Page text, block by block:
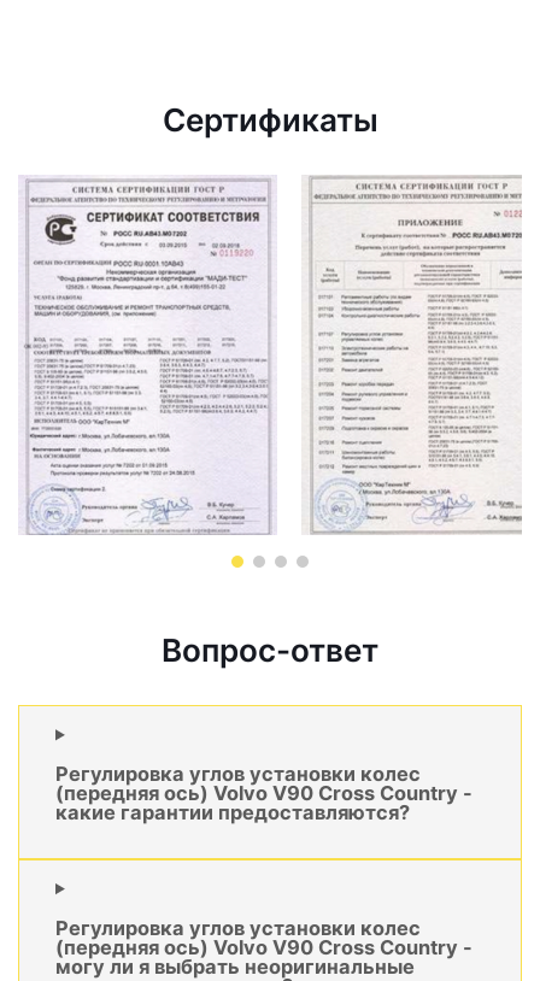
Сертификаты
Вопрос-ответ
Регулировка углов установки колес
(передняя ось) Volvo V90 Cross Country -
какие гарантии предоставляются?
Регулировка углов установки колес
(передняя ось) Volvo V90 Cross Country -
могу ли я выбрать неоригинальные